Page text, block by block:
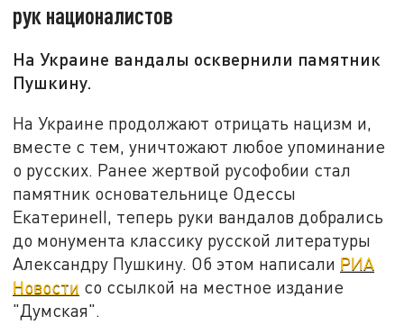
рук националистов
На Украине вандалы осквернили памятник
Пушкину.
На Украине продолжают отрицать нацизм и,
вместе с тем, уничтожают любое упоминание
о русских. Ранее жертвой русофобии стал
памятник основательнице Одессы
ЕкатеринеII, теперь руки вандалов добрались
до монумента классику русской литературы
Александру Пушкину. Об этом написали РИА
Новости со ссылкой на местное издание
"Думская".